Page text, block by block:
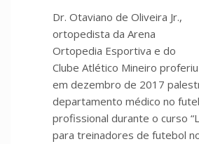
Dr. Otaviano de Oliveira Jr.,
ortopedista da Arena
Ortopedia Esportiva e do
Clube Atlético Mineiro proferiu
em dezembro de 2017
departamento médico no
profissional durante o curso
para treinadores de futebol